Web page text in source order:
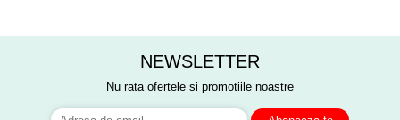
anisor!
NEWSLETTER
Nu rata ofertele si promotiile noastre